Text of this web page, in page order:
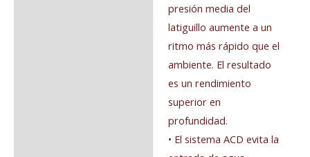
presión media del
latiguillo aumente a un
ritmo más rápido que el
ambiente. El resultado
es un rendimiento
superior en
profundidad.
• El sistema ACD evita la